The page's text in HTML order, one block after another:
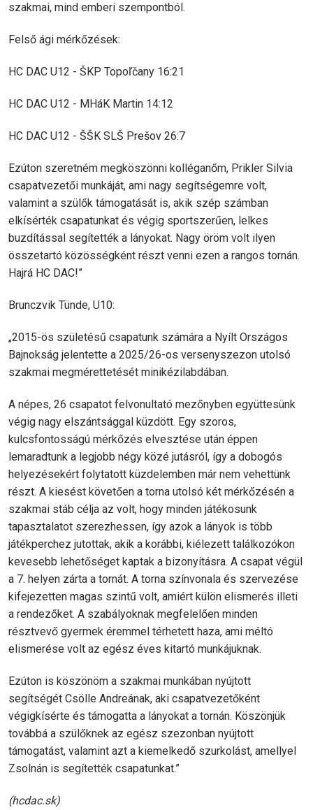
szakmai, mind emberi szempontból.
Felső ági mérkőzések:
HC DAC U12 - ŠKP Topoľčany 16:21
HC DAC U12 - MHáK Martin 14:12
HC DAC U12 - ŠŠK SLŠ Prešov 26:7
Ezúton szeretném megköszönni kolléganőm, Prikler Silvia
csapatvezetői munkáját, ami nagy segítségemre volt,
valamint a szülők támogatását is, akik szép számban
elkísérték csapatunkat és végig sportszerűen, lelkes
buzdítással segítették a lányokat. Nagy öröm volt ilyen
összetartó közösségként részt venni ezen a rangos tornán.
Hajrá HC DAC!”
Brunczvik Tünde, U10:
„2015-ös születésű csapatunk számára a Nyílt Országos
Bajnokság jelentette a 2025/26-os versenyszezon utolsó
szakmai megmérettetését minikézilabdában.
A népes, 26 csapatot felvonultató mezőnyben együttesünk
végig nagy elszántsággal küzdött. Egy szoros,
kulcsfontosságú mérkőzés elvesztése után éppen
lemaradtunk a legjobb négy közé jutásról, így a dobogós
helyezésekért folytatott küzdelemben már nem vehettünk
részt. A kiesést követően a torna utolsó két mérkőzésén a
szakmai stáb célja az volt, hogy minden játékosunk
tapasztalatot szerezhessen, így azok a lányok is több
játékperchez jutottak, akik a korábbi, kiélezett találkozókon
kevesebb lehetőséget kaptak a bizonyításra. A csapat végül
a 7. helyen zárta a tornát. A torna színvonala és szervezése
kifejezetten magas szintű volt, amiért külön elismerés illeti
a rendezőket. A szabályoknak megfelelően minden
résztvevő gyermek éremmel térhetett haza, ami méltó
elismerése volt az egész éves kitartó munkájuknak.
Ezúton is köszönöm a szakmai munkában nyújtott
segítségét Csölle Andreának, aki csapatvezetőként
végigkísérte és támogatta a lányokat a tornán. Köszönjük
továbbá a szülőknek az egész szezonban nyújtott
támogatást, valamint azt a kiemelkedő szurkolást, amellyel
Zsolnán is segítették csapatunkat.”
(hcdac.sk)